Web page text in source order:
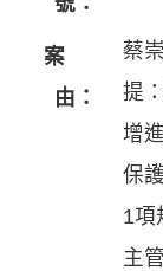
案
由：
蔡
提
增
保
1項
主